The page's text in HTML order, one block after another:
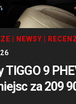
NEWSY
TIGGO 9
za 209